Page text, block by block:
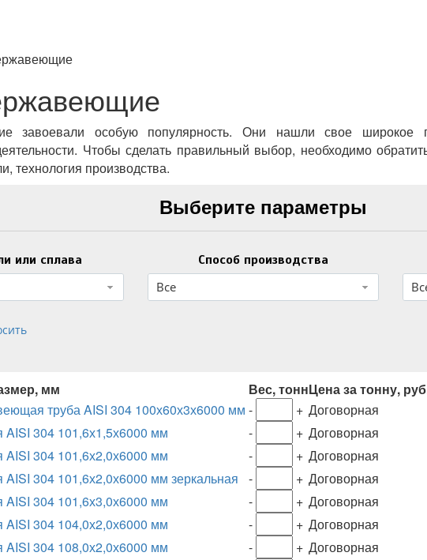
завоевали особую популярность. Они нашли свое широкое
Чтобы сделать правильный выбор, необходимо
технология производства.
Выберите параметры
или сплава
Способ производства
Все
мм Вес, тоннЦена за тонну,
труба AISI 304 100х60х3х6000 мм - + Договорная
304 101,6х1,5х6000 мм
- + Договорная
304 101,6х2,0х6000 мм
- + Договорная
304 101,6х2,0х6000 мм зеркальная
- + Договорная
304 101,6х3,0х6000 мм
- + Договорная
304 104,0х2,0х6000 мм
- + Договорная
304 108,0х2,0х6000 мм
- + Договорная